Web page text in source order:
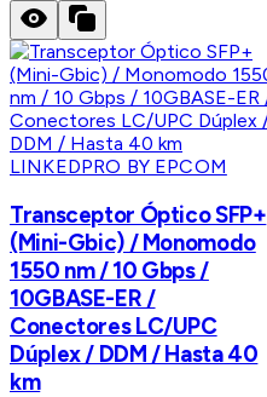
LINKEDPRO BY EPCOM
Transceptor Óptico SFP+
(Mini-Gbic) / Monomodo
1550 nm / 10 Gbps /
10GBASE-ER /
Conectores LC/UPC
Dúplex / DDM / Hasta 40
km